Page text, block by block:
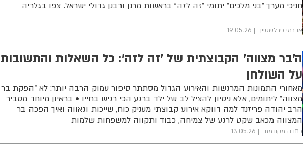
חניכי מערך "בני מלכים" יתומי "זה לזה" בראשות מרנן ורבנן גדולי ישראל. צפו בגלריה
אברמי פרלשטיין 19.05.26
ה'בר מצווה' הקבוצתית של 'זה לזה': כל השאלות והתשובות
על השולחן
מאחורי התמונות המרגשות והאירוע הגדול מסתתר סיפור עמוק הרבה יותר: לא “הפקת בר
מצווה” ליתומים, אלא ניסיון להציל לב של ילד ברגע הכי רגיש בחייו • בראיון מיוחד מסביר
הרב יהודה פריזנד למה דווקא אירוע קבוצתי מעניק כוח, שייכות וגאווה ואיך הפכה בר
המצווה מכאב שקט לרגע של צמיחה, כבוד ותקווה למשפחות שלמות
כתבה מקודמת 13.05.26